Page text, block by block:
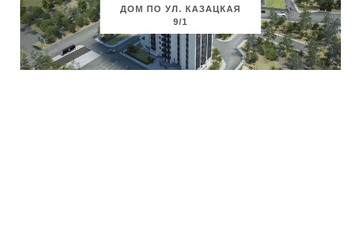
ДОМ ПО УЛ. КАЗАЦКАЯ
9/1